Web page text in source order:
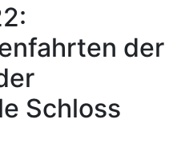
der
Schloss